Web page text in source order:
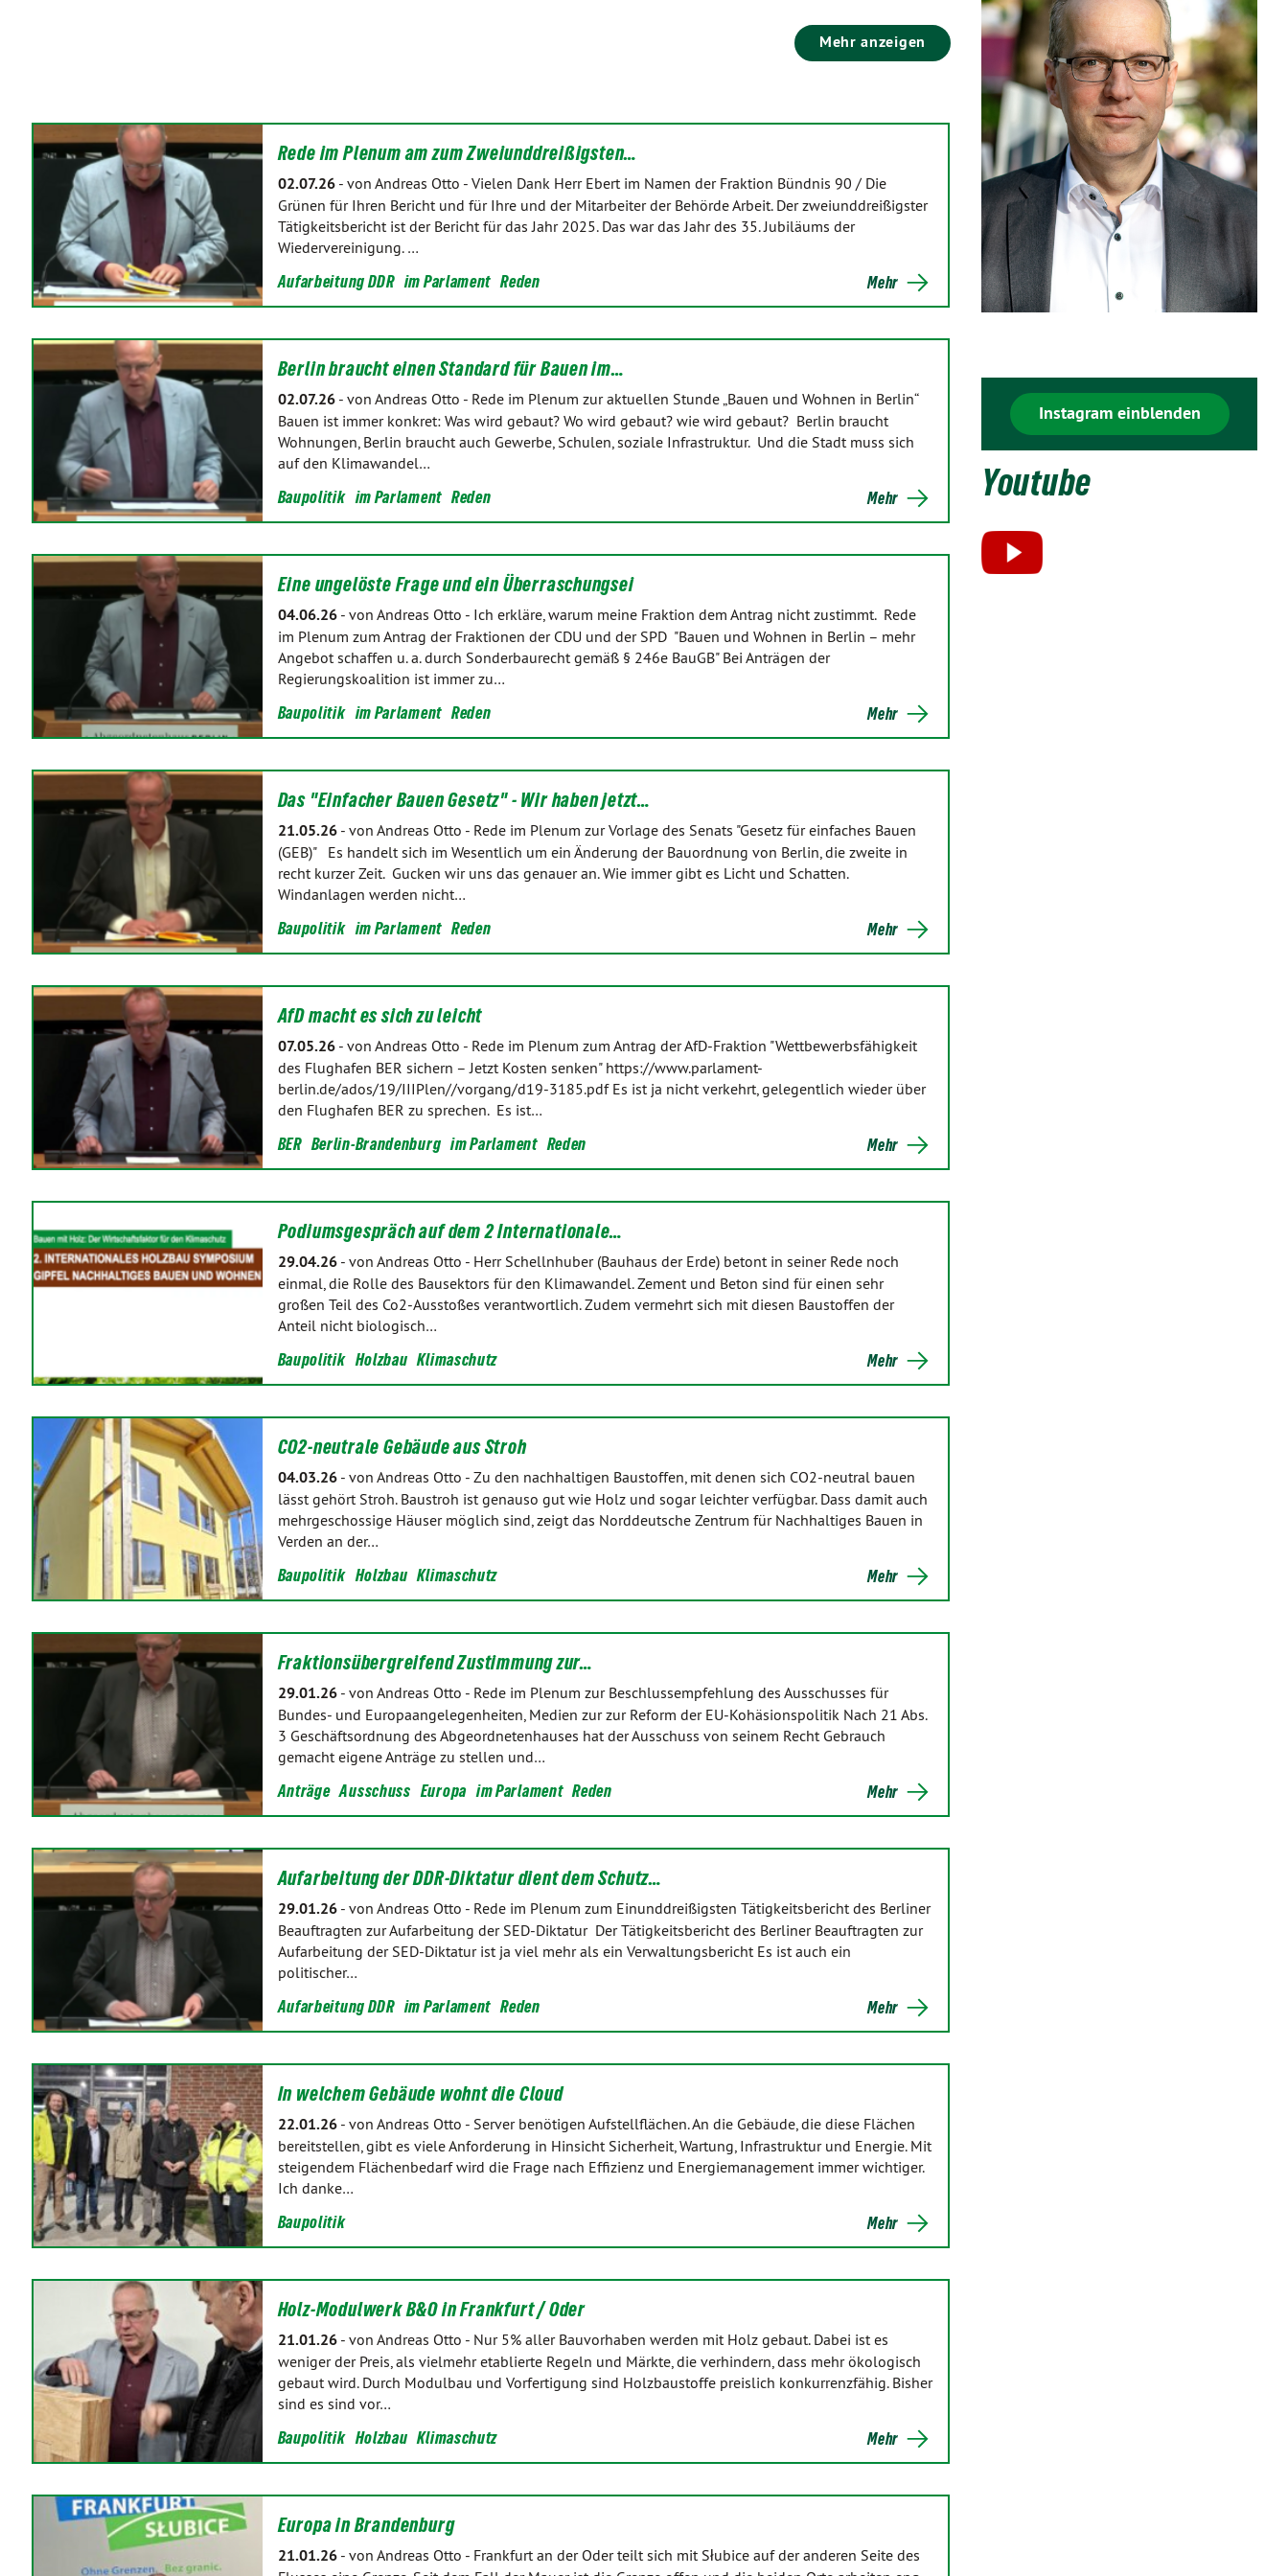
Mehr anzeigen
Rede im Plenum am zum Zweiunddreißigsten…
02.07.26- von Andreas Otto - Vielen Dank Herr Ebert im Namen der Fraktion Bündnis 90 / Die
Grünen für Ihren Bericht und für Ihre und der Mitarbeiter der Behörde Arbeit. Der zweiunddreißigster
Tätigkeitsbericht ist der Bericht für das Jahr 2025. Das war das Jahr des 35. Jubiläums der
Wiedervereinigung. …
Aufarbeitung DDR im Parlament Reden Mehr
Berlin braucht einen Standard für Bauen im…
02.07.26- von Andreas Otto - Rede im Plenum zur aktuellen Stunde „Bauen und Wohnen in Berlin“
Bauen ist immer konkret: Was wird gebaut? Wo wird gebaut? wie wird gebaut? Berlin braucht
Wohnungen, Berlin braucht auch Gewerbe, Schulen, soziale Infrastruktur. Und die Stadt muss sich
auf den Klimawandel…
Baupolitik im Parlament Reden Mehr
Eine ungelöste Frage und ein Überraschungsei
04.06.26- von Andreas Otto - Ich erkläre, warum meine Fraktion dem Antrag nicht zustimmt. Rede
im Plenum zum Antrag der Fraktionen der CDU und der SPD "Bauen und Wohnen in Berlin – mehr
Angebot schaffen u. a. durch Sonderbaurecht gemäß § 246e BauGB" Bei Anträgen der
Regierungskoalition ist immer zu…
Baupolitik im Parlament Reden Mehr
Das "Einfacher Bauen Gesetz" - Wir haben jetzt…
21.05.26- von Andreas Otto - Rede im Plenum zur Vorlage des Senats "Gesetz für einfaches Bauen
(GEB)" Es handelt sich im Wesentlich um ein Änderung der Bauordnung von Berlin, die zweite in
recht kurzer Zeit. Gucken wir uns das genauer an. Wie immer gibt es Licht und Schatten.
Windanlagen werden nicht…
Baupolitik im Parlament Reden Mehr
AfD macht es sich zu leicht
07.05.26- von Andreas Otto - Rede im Plenum zum Antrag der AfD-Fraktion "Wettbewerbsfähigkeit
des Flughafen BER sichern – Jetzt Kosten senken" https://www.parlament-
berlin.de/ados/19/IIIPlen//vorgang/d19-3185.pdf Es ist ja nicht verkehrt, gelegentlich wieder über
den Flughafen BER zu sprechen. Es ist…
BER Berlin-Brandenburg im Parlament Reden Mehr
Podiumsgespräch auf dem 2 Internationale…
29.04.26- von Andreas Otto - Herr Schellnhuber (Bauhaus der Erde) betont in seiner Rede noch
einmal, die Rolle des Bausektors für den Klimawandel. Zement und Beton sind für einen sehr
großen Teil des Co2-Ausstoßes verantwortlich. Zudem vermehrt sich mit diesen Baustoffen der
Anteil nicht biologisch…
Baupolitik Holzbau Klimaschutz Mehr
CO2-neutrale Gebäude aus Stroh
04.03.26- von Andreas Otto - Zu den nachhaltigen Baustoffen, mit denen sich CO2-neutral bauen
lässt gehört Stroh. Baustroh ist genauso gut wie Holz und sogar leichter verfügbar. Dass damit auch
mehrgeschossige Häuser möglich sind, zeigt das Norddeutsche Zentrum für Nachhaltiges Bauen in
Verden an der…
Baupolitik Holzbau Klimaschutz Mehr
Fraktionsübergreifend Zustimmung zur…
29.01.26- von Andreas Otto - Rede im Plenum zur Beschlussempfehlung des Ausschusses für
Bundes- und Europaangelegenheiten, Medien zur zur Reform der EU-Kohäsionspolitik Nach 21 Abs.
3 Geschäftsordnung des Abgeordnetenhauses hat der Ausschuss von seinem Recht Gebrauch
gemacht eigene Anträge zu stellen und…
Anträge Ausschuss Europa im Parlament Reden Mehr
Aufarbeitung der DDR-Diktatur dient dem Schutz…
29.01.26- von Andreas Otto - Rede im Plenum zum Einunddreißigsten Tätigkeitsbericht des Berliner
Beauftragten zur Aufarbeitung der SED-Diktatur Der Tätigkeitsbericht des Berliner Beauftragten zur
Aufarbeitung der SED-Diktatur ist ja viel mehr als ein Verwaltungsbericht Es ist auch ein
politischer…
Aufarbeitung DDR im Parlament Reden Mehr
In welchem Gebäude wohnt die Cloud
22.01.26- von Andreas Otto - Server benötigen Aufstellflächen. An die Gebäude, die diese Flächen
bereitstellen, gibt es viele Anforderung in Hinsicht Sicherheit, Wartung, Infrastruktur und Energie. Mit
steigendem Flächenbedarf wird die Frage nach Effizienz und Energiemanagement immer wichtiger.
Ich danke…
Baupolitik Mehr
Holz-Modulwerk B&O in Frankfurt / Oder
21.01.26- von Andreas Otto - Nur 5% aller Bauvorhaben werden mit Holz gebaut. Dabei ist es
weniger der Preis, als vielmehr etablierte Regeln und Märkte, die verhindern, dass mehr ökologisch
gebaut wird. Durch Modulbau und Vorfertigung sind Holzbaustoffe preislich konkurrenzfähig. Bisher
sind es sind vor…
Baupolitik Holzbau Klimaschutz Mehr
Europa in Brandenburg
21.01.26- von Andreas Otto - Frankfurt an der Oder teilt sich mit Słubice auf der anderen Seite des
Instagram einblenden
Youtube